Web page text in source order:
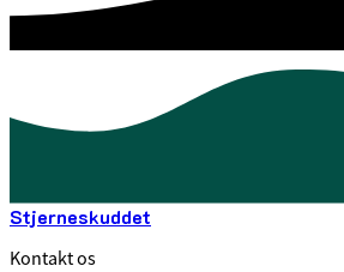
Stjerneskuddet
Kontakt os